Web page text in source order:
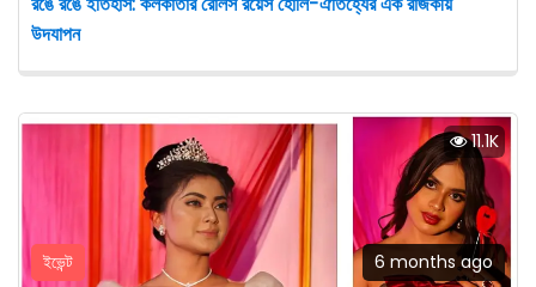
উদযাপন
11.1K
ইভেন্ট 6 months ago